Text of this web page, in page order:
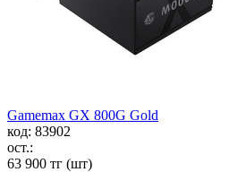
Gamemax GX 800G Gold
код: 83902
ост.:
63 900 тг (шт)